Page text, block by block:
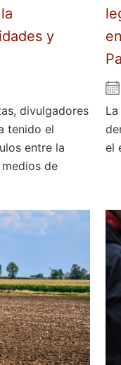
y
divulgadores
tenido el
entre la
de
el